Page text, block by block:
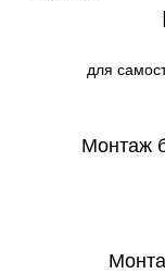
для
Монтаж